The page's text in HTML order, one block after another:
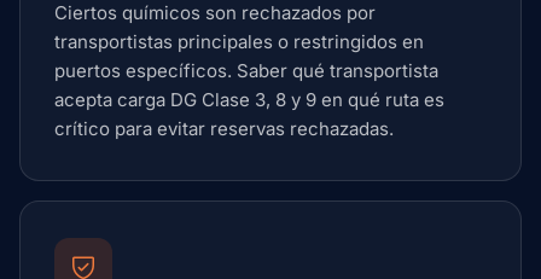
Ciertos químicos son rechazados por
transportistas principales o restringidos en
puertos específicos. Saber qué transportista
acepta carga DG Clase 3, 8 y 9 en qué ruta es
crítico para evitar reservas rechazadas.